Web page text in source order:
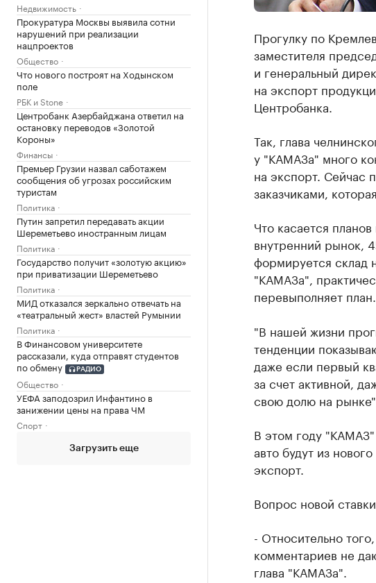
Недвижимость
Прокуратура Москвы выявила сотни
нарушений при реализации
нацпроектов
Общество
Что нового построят на Ходынском
поле
РБК и Stone
Центробанк Азербайджана ответил на
остановку переводов «Золотой
Короны»
Финансы
Премьер Грузии назвал саботажем
сообщения об угрозах российским
туристам
Политика
Путин запретил передавать акции
Шереметьево иностранным лицам
Политика
Государство получит «золотую акцию»
при приватизации Шереметьево
Политика
МИД отказался зеркально отвечать на
«театральный жест» властей Румынии
Политика
В Финансовом университете
рассказали, куда отправят студентов
по обмену
РАДИО
Общество
УЕФА заподозрил Инфантино в
занижении цены на права ЧМ
Спорт
Загрузить еще
Прогулку по
заместителя
и генеральный
на экспорт
Центробанка.
Так, глава
у "КАМАЗа" много
на экспорт. Сейчас
заказчиками,
Что касается
внутренний рынок,
формируется склад
"КАМАЗа",
перевыполняет план.
"В нашей жизни
тенденции
даже если первый
за счет активной,
свою долю на
В этом году "КАМАЗ"
авто будут из
экспорт.
Вопрос новой
- Относительно
комментариев не
глава "КАМАЗа".